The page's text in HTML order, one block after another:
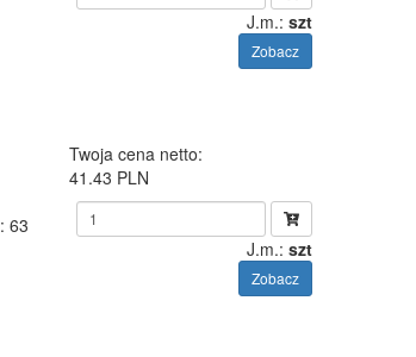
J.m.: szt
Zobacz
: 63
Twoja cena netto:
41.43 PLN
J.m.: szt
Zobacz